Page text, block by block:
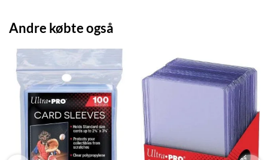
Andre købte også